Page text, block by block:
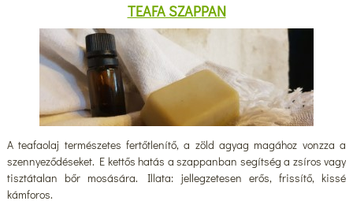
TEAFA SZAPPAN
A teafaolaj természetes fertőtlenítő, a zöld agyag magához vonzza a
szennyeződéseket. E kettős hatás a szappanban segítség a zsíros vagy
tisztátalan bőr mosására. Illata: jellegzetesen erős, frissítő, kissé
kámforos.